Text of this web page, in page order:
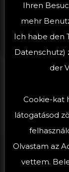
Igazán
Google-
kell, hogy a
szeresse
tartalommal.
avatarja, Önt
Ihren
mehr
Ich habe den
Datenschutz)
der
Cookie-kat
látogatásod
Olvastam az
vettem.